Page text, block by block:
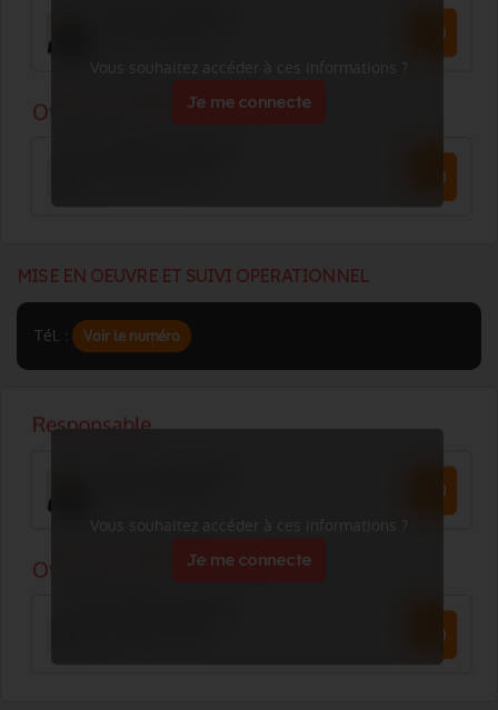
Vous souhaitez accéder à ces informations ?
Je me connecte
MISE EN OEUVRE ET SUIVI OPERATIONNEL
Tél. : Voir le numéro
Vous souhaitez accéder à ces informations ?
Je me connecte